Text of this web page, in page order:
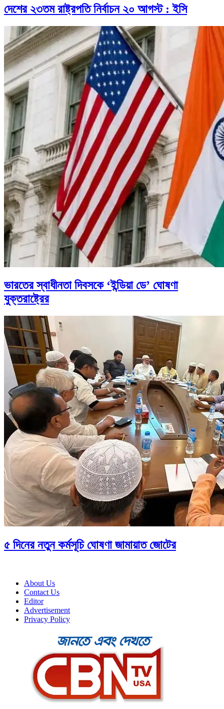
দেশের ২৩তম রাষ্ট্রপতি নির্বাচন ২০ আগস্ট : ইসি
ভারতের স্বাধীনতা দিবসকে ‘ইন্ডিয়া ডে’ ঘোষণা
যুক্তরাষ্ট্রের
৫ দিনের নতুন কর্মসূচি ঘোষণা জামায়াত জোটের
About Us
Contact Us
Editor
Advertisement
Privacy Policy